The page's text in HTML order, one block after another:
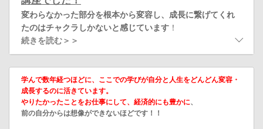
変わらなかった部分を根本から変容し、成長に繋げてくれ
たのはチャクラしかないと感じています ！
続きを読む＞＞
学んで数年経つほどに、ここでの学びが自分と人生をどんどん変容・
成長するのに活きています。
やりたかったことをお仕事にして、経済的にも豊かに、
前の自分からは想像ができないほどです！！